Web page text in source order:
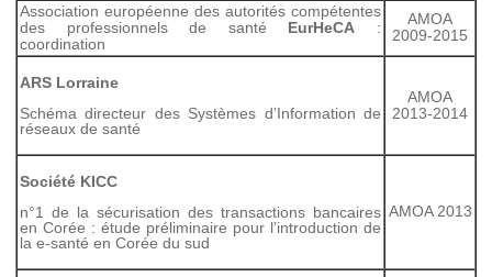
Association européenne des autorités compétentes
des professionnels de santé EurHeCA :
coordination
AMOA
2009-2015
ARS Lorraine
Schéma directeur des Systèmes d’Information de
réseaux de santé
AMOA
2013-2014
Société KICC
n°1 de la sécurisation des transactions bancaires
en Corée : étude préliminaire pour l’introduction de
la e-santé en Corée du sud
AMOA 2013